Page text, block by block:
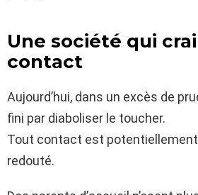
Une société qui
contact
Aujourd’hui, dans un excès de
fini par diaboliser le toucher.
Tout contact est
redouté.